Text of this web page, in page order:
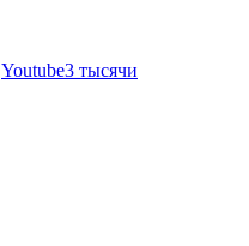
Youtube3 тысячи